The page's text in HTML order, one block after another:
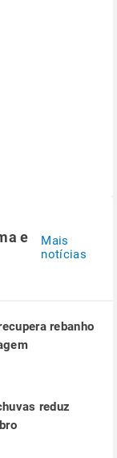
e
Mais
notícias
rebanho
reduz